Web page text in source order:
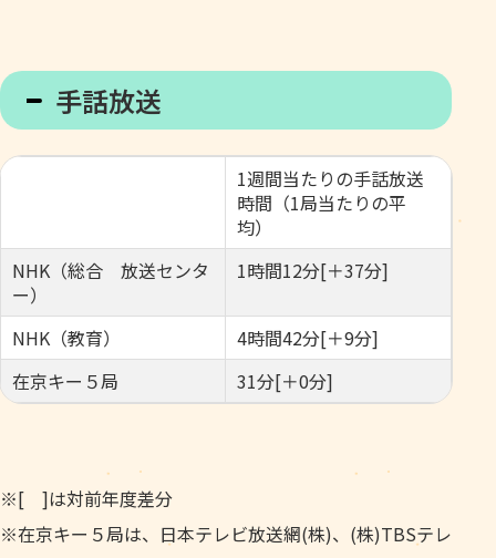
手話放送
1週間当たりの手話放送
時間（1局当たりの平
均）
NHK（総合 放送センタ
ー）
1時間12分[＋37分]
NHK（教育）
4時間42分[＋9分]
在京キー５局
31分[＋0分]
※[ ]は対前年度差分
※在京キー５局は、日本テレビ放送網(株)、(株)TBSテレ